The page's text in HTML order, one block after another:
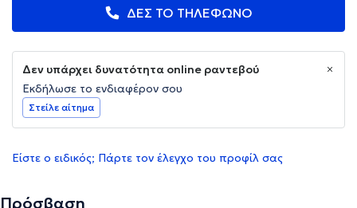
ΔΕΣ ΤΟ ΤΗΛΕΦΩΝΟ
Δεν υπάρχει δυνατότητα online ραντεβού
Εκδήλωσε το ενδιαφέρον σου
Στείλε αίτημα
Είστε ο ειδικός; Πάρτε τον έλεγχο του προφίλ σας
Πρόσβαση